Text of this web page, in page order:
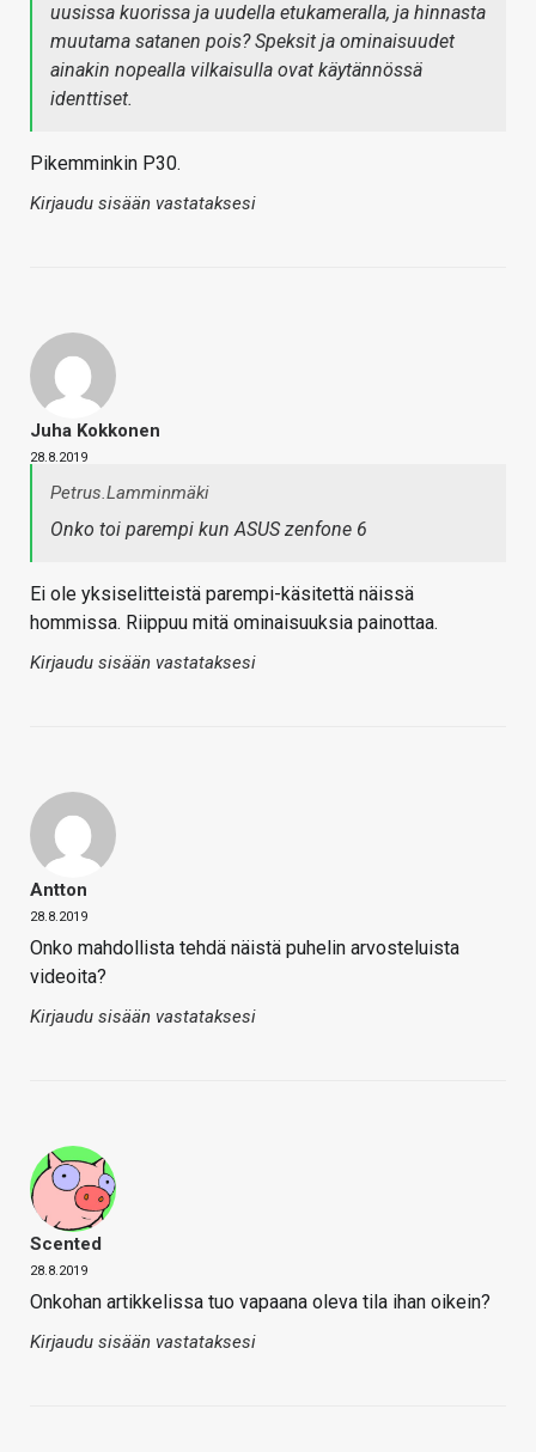
uusissa kuorissa ja uudella etukameralla, ja hinnasta
muutama satanen pois? Speksit ja ominaisuudet
ainakin nopealla vilkaisulla ovat käytännössä
identtiset.
Pikemminkin P30.
Kirjaudu sisään vastataksesi
Juha Kokkonen
28.8.2019
Petrus.Lamminmäki
Onko toi parempi kun ASUS zenfone 6
Ei ole yksiselitteistä parempi-käsitettä näissä
hommissa. Riippuu mitä ominaisuuksia painottaa.
Kirjaudu sisään vastataksesi
Antton
28.8.2019
Onko mahdollista tehdä näistä puhelin arvosteluista
videoita?
Kirjaudu sisään vastataksesi
Scented
28.8.2019
Onkohan artikkelissa tuo vapaana oleva tila ihan oikein?
Kirjaudu sisään vastataksesi